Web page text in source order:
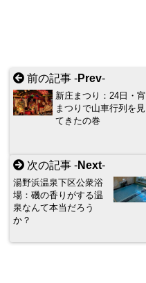
前の記事 -Prev-
新庄まつり：24日・宵
まつりで山車行列を見
てきたの巻
次の記事 -Next-
湯野浜温泉下区公衆浴
場：磯の香りがする温
泉なんて本当だろう
か？